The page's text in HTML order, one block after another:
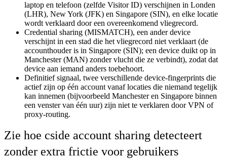
laptop en telefoon (zelfde Visitor ID) verschijnen in Londen
(LHR), New York (JFK) en Singapore (SIN), en elke locatie
wordt verklaard door een overeenkomend vliegrecord.
Credential sharing (MISMATCH), een ander device
verschijnt in een stad die het vliegrecord niet verklaart (de
accounthouder is in Singapore (SIN); een device duikt op in
Manchester (MAN) zonder vlucht die ze verbindt), zodat dat
device aan iemand anders toebehoort.
Definitief signaal, twee verschillende device-fingerprints die
actief zijn op één account vanaf locaties die niemand tegelijk
kan innemen (bijvoorbeeld Manchester en Singapore binnen
een venster van één uur) zijn niet te verklaren door VPN of
proxy-routing.
Zie hoe cside account sharing detecteert
zonder extra frictie voor gebruikers